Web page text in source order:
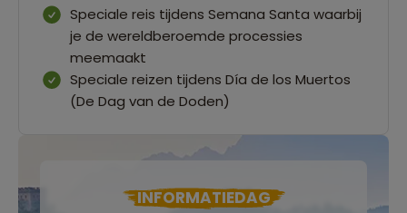
Speciale reis tijdens Semana Santa waarbij
je de wereldberoemde processies
meemaakt
Speciale reizen tijdens Día de los Muertos
(De Dag van de Doden)
INFORMATIEDAG